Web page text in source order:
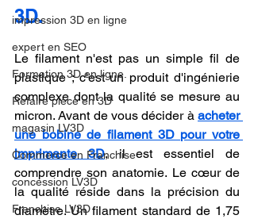
impression 3D en ligne
expert en SEO
Formation 3D en ligne.
Refaire piece en 3D
magasin LV3D
Commerce en Franchise
concession LV3D
Franchise LV3D
3D.
Le filament n'est pas un simple fil de
plastique ; c'est un produit d'ingénierie
complexe dont la qualité se mesure au
micron. Avant de vous décider à acheter
une bobine de filament 3D pour votre
imprimante 3D, il est essentiel de
comprendre son anatomie. Le cœur de
la qualité réside dans la précision du
diamètre. Un filament standard de 1,75